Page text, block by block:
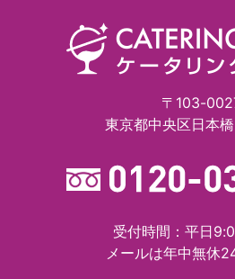
〒103-
東京都中央区日本
受付時間：平日
メールは年中無休